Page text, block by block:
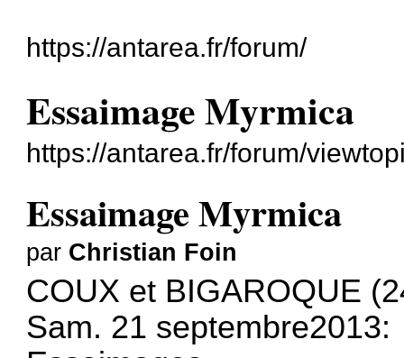
https://antarea.fr/forum/
Essaimage Myrmica
https://antarea.fr/forum/
Essaimage Myrmica
par Christian Foin
COUX et BIGAROQUE
Sam. 21 septembre2013: